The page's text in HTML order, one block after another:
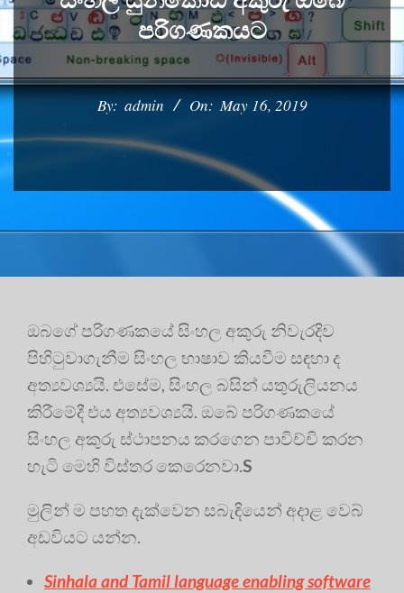
පරිගණකයට
By: admin On: May 16, 2019
ඔබගේ පරිගණකයේ සිංහල අකුරු නිවැරදිව
පිහිටුවාගැනීම සිංහල භාෂාව කියවීම සඳහා ද
අත්‍යවශ්‍යයි. එසේම, සිංහල බසින් යතුරුලියනය
කිරීමේදී එය අත්‍යවශ්‍යයි. ඔබේ පරිගණකයේ
සිංහල අකුරු ස්ථාපනය කරගෙන පාවිච්චි කරන
හැටි මෙහි විස්තර කෙරෙනවා.S
මුලින් ම පහත දැක්වෙන සබැඳියෙන් අදාළ වෙබ්
අඩවියට යන්න.
Sinhala and Tamil language enabling software